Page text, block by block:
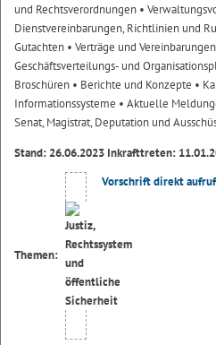
und Rechtsverordnungen •
Dienstvereinbarungen, Richtlinien und
Gutachten • Verträge und Vereinbarungen
Geschäftsverteilungs- und
Broschüren • Berichte und Konzepte •
Informationssysteme • Aktuelle
Senat, Magistrat, Deputation und
Stand: 26.06.2023 Inkrafttreten:
Themen:
Vorschrift direkt